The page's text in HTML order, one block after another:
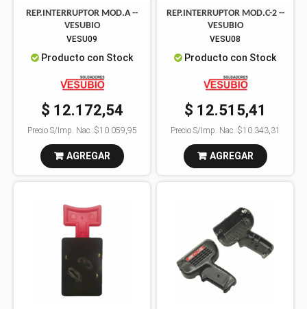
REP.INTERRUPTOR MOD.A --
VESUBIO
VESU09
Producto con Stock
$ 12.172,54
Precio S/Imp. Nac.:$10.059,95
AGREGAR
REP.INTERRUPTOR MOD.C-2 --
VESUBIO
VESU08
Producto con Stock
$ 12.515,41
Precio S/Imp. Nac.:$10.343,31
AGREGAR